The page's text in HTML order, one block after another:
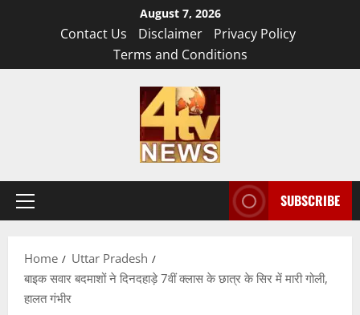
August 7, 2026
Contact Us Disclaimer
Privacy Policy
Terms and Conditions
Primary
SUBSCRIBE
Home
Uttar Pradesh
बाइक सवार बदमाशों ने दिनदहाड़े 7वीं क्लास के छात्र के सिर में मारी गोली,
हालत गंभीर